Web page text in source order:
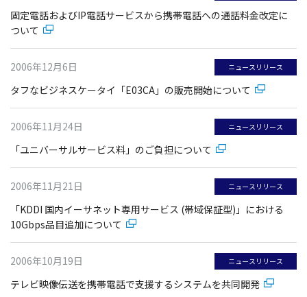
固定電話およびIP電話サービスから携帯電話への通話料金改定に
ついて
2006年12月6日 ニュースリリース
タフなビジネスケータイ「E03CA」の販売開始について
2006年11月24日 ニュースリリース
「ユニバーサルサービス料」のご負担について
2006年11月21日 ニュースリリース
「KDDI 国内イーサネット専用サービス (帯域保証型)」における
10Gbps品目追加について
2006年10月19日 ニュースリリース
テレビ映像伝送を携帯電話で支援するシステムを共同開発